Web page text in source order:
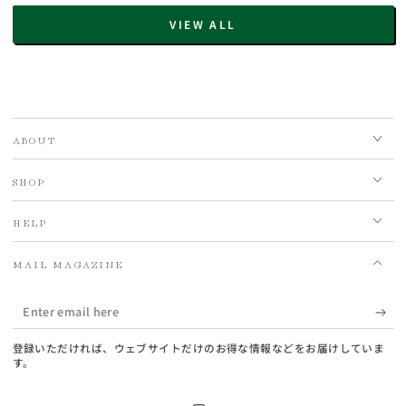
VIEW ALL
ABOUT
SHOP
HELP
MAIL MAGAZINE
Enter
email
here
登録いただければ、ウェブサイトだけのお得な情報などをお届けしていま
す。